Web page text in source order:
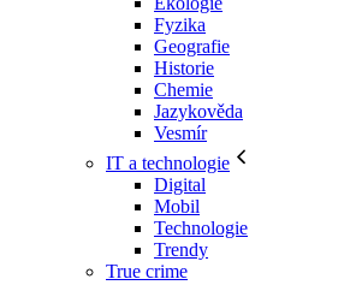
Fyzika
Geografie
Historie
Chemie
Jazykověda
Vesmír
IT a technologie
Digital
Mobil
Technologie
Trendy
True crime